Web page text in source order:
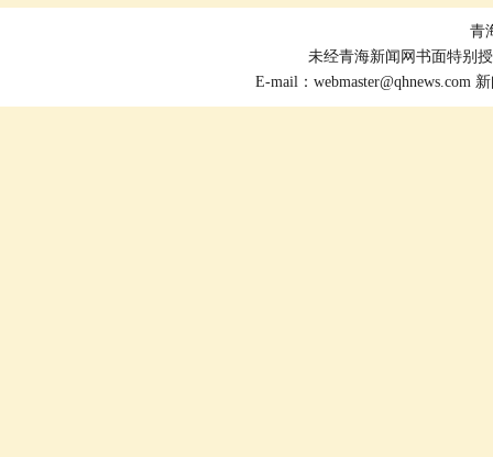
青
未经青海新闻网书面特别
E-mail： webmaster@qhnews.com